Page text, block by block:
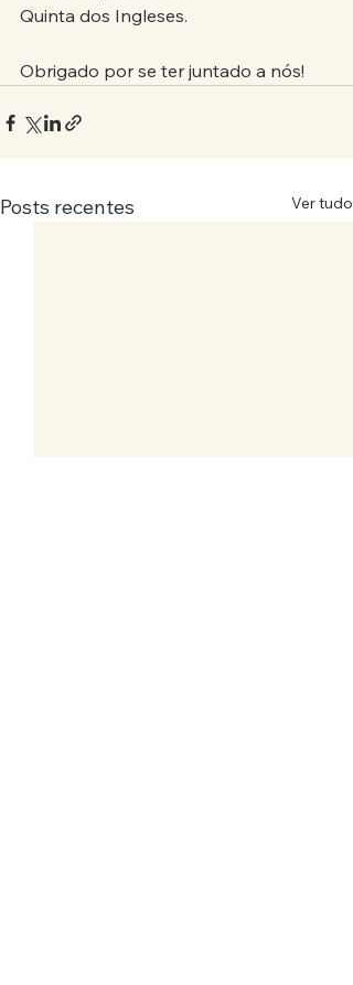
Quinta dos Ingleses.
Obrigado por se ter juntado a nós!
Posts recentes Ver tudo